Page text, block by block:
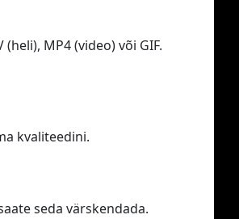
MP4 (video) või GIF.
kvaliteedini.
seda värskendada.